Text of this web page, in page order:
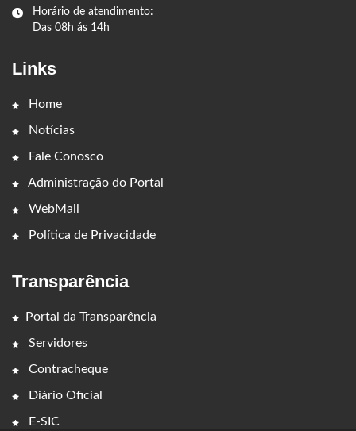
Horário de atendimento:
Das 08h ás 14h
Links
Home
Notícias
Fale Conosco
Administração do Portal
WebMail
Política de Privacidade
Transparência
Portal da Transparência
Servidores
Contracheque
Diário Oficial
E-SIC